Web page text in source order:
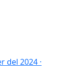
del 2024 ·